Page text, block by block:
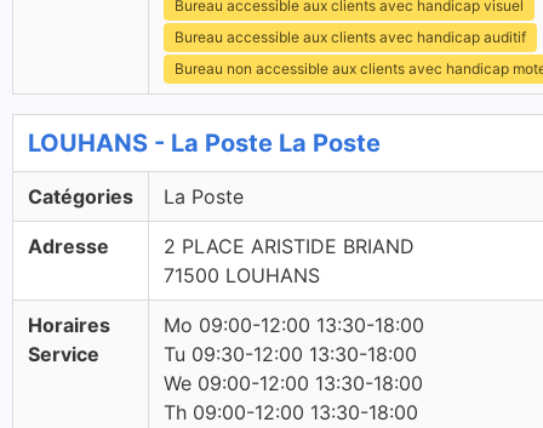
Bureau accessible aux clients avec handicap visuel
Bureau accessible aux clients avec handicap auditif
Bureau non accessible aux clients avec handicap
LOUHANS - La Poste La Poste
Catégories La Poste
Adresse
2 PLACE ARISTIDE BRIAND
71500 LOUHANS
Horaires
Service
Mo 09:00-12:00 13:30-18:00
Tu 09:30-12:00 13:30-18:00
We 09:00-12:00 13:30-18:00
Th 09:00-12:00 13:30-18:00